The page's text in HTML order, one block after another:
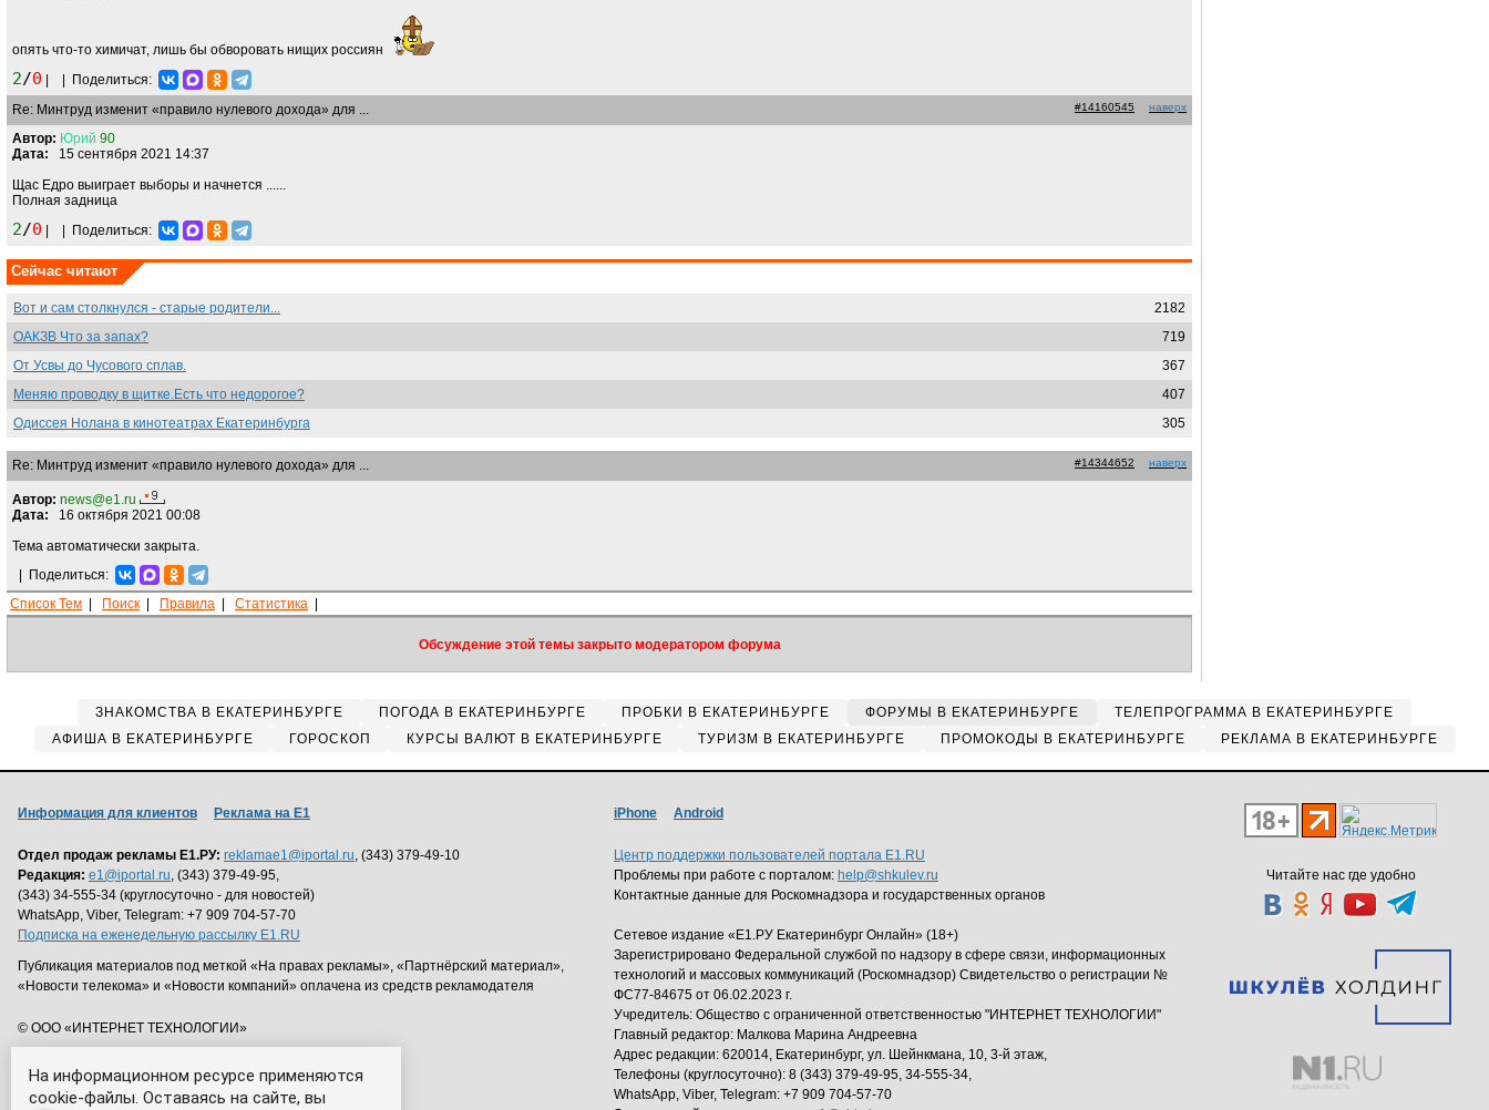
На информационном ресурсе применяются
cookie-файлы. Оставаясь на сайте, вы
опять что-то химичат, лишь бы обворовать нищих россиян
2/0
Поделиться:
Re: Минтруд изменит «правило нулевого дохода» для ...
#14160545 наверх
Автор: Юрий 90
Дата: 15 сентября 2021 14:37
Щас Едро выиграет выборы и начнется ......
Полная задница
2/0 Поделиться:
Сейчас читают
Вот и сам столкнулся - старые родители...
2182
ОАКЗВ Что за запах?
719
От Усвы до Чусового сплав.
367
Меняю проводку в щитке.Есть что недорогое?
407
Одиссея Нолана в кинотеатрах Екатеринбурга
305
Re: Минтруд изменит «правило нулевого дохода» для ... #14344652 наверх
Автор: news@e1.ru
Дата: 16 октября 2021 00:08
Тема автоматически закрыта.
Поделиться:
Список Тем
Поиск Правила Статистика
Обсуждение этой темы закрыто модератором форума
ЗНАКОМСТВА В ЕКАТЕРИНБУРГЕ ПОГОДА В ЕКАТЕРИНБУРГЕ ПРОБКИ В ЕКАТЕРИНБУРГЕ ФОРУМЫ В ЕКАТЕРИНБУРГЕ
ТЕЛЕПРОГРАММА В ЕКАТЕРИНБУРГЕ
АФИША В ЕКАТЕРИНБУРГЕ
ГОРОСКОП КУРСЫ ВАЛЮТ В ЕКАТЕРИНБУРГЕ ТУРИЗМ В ЕКАТЕРИНБУРГЕ ПРОМОКОДЫ В ЕКАТЕРИНБУРГЕ РЕКЛАМА В ЕКАТЕРИНБУРГЕ
Читайте нас где удобно
Информация для клиентов Реклама на Е1
Отдел продаж рекламы Е1.РУ: reklamae1@iportal.ru, (343) 379-49-10
Редакция: e1@iportal.ru, (343) 379-49-95,
(343) 34-555-34 (круглосуточно - для новостей)
WhatsApp, Viber, Telegram: +7 909 704-57-70
Подписка на еженедельную рассылку E1.RU
Публикация материалов под меткой «На правах рекламы», «Партнёрский материал»,
«Новости телекома» и «Новости компаний» оплачена из средств рекламодателя
© ООО «ИНТЕРНЕТ ТЕХНОЛОГИИ»
iPhone Android
Центр поддержки пользователей портала E1.RU
Проблемы при работе с порталом: help@shkulev.ru
Контактные данные для Роскомнадзора и государственных органов
Сетевое издание «Е1.РУ Екатеринбург Онлайн» (18+)
Зарегистрировано Федеральной службой по надзору в сфере связи, информационных
технологий и массовых коммуникаций (Роскомнадзор) Свидетельство о регистрации №
ФС77-84675 от 06.02.2023 г.
Учредитель: Общество с ограниченной ответственностью "ИНТЕРНЕТ ТЕХНОЛОГИИ"
Главный редактор: Малкова Марина Андреевна
Адрес редакции: 620014, Екатеринбург, ул. Шейнкмана, 10, 3-й этаж,
Телефоны (круглосуточно): 8 (343) 379-49-95, 34-555-34,
WhatsApp, Viber, Telegram: +7 909 704-57-70